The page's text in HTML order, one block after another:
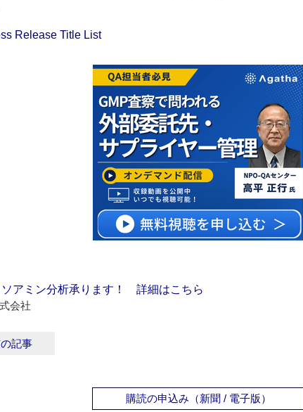
Release Title List
ソアミン分析承ります！ 詳細はこちら
会社
記事
購読の申込み（新聞 / 電子版）